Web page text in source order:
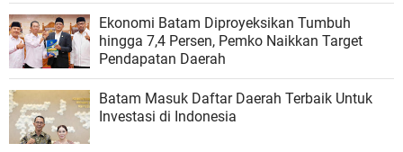
Ekonomi Batam Diproyeksikan Tumbuh
hingga 7,4 Persen, Pemko Naikkan Target
Pendapatan Daerah
Batam Masuk Daftar Daerah Terbaik Untuk
Investasi di Indonesia